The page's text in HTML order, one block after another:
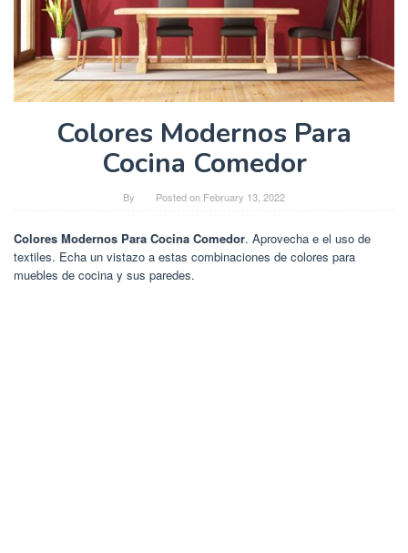
Colores Modernos Para
Cocina Comedor
By Posted on February 13, 2022
Colores Modernos Para Cocina Comedor. Aprovecha e el uso de
textiles. Echa un vistazo a estas combinaciones de colores para
muebles de cocina y sus paredes.